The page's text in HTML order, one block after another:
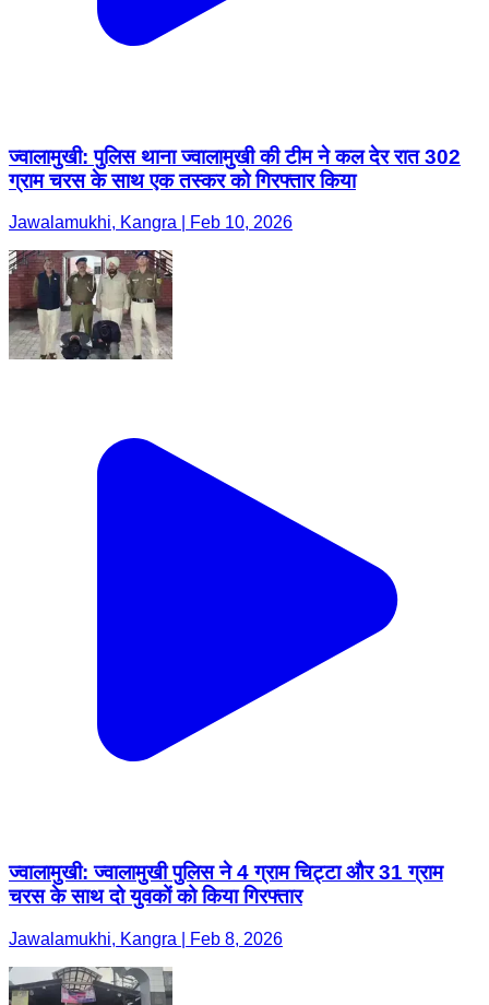
ज्वालामुखी: पुलिस थाना ज्वालामुखी की टीम ने कल देर रात 302
ग्राम चरस के साथ एक तस्कर को गिरफ्तार किया
Jawalamukhi, Kangra | Feb 10, 2026
ज्वालामुखी: ज्वालामुखी पुलिस ने 4 ग्राम चिट्टा और 31 ग्राम
चरस के साथ दो युवकों को किया गिरफ्तार
Jawalamukhi, Kangra | Feb 8, 2026